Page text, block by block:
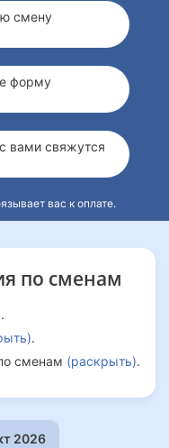
смену
форму
вами свяжутся
вас к оплате.
по сменам
.
сменам (раскрыть).
2026